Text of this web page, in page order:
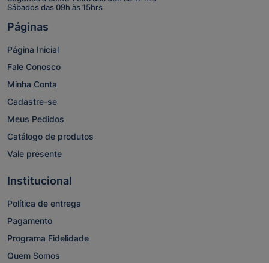
Sábados das 09h às 15hrs
Páginas
Página Inicial
Fale Conosco
Minha Conta
Cadastre-se
Meus Pedidos
Catálogo de produtos
Vale presente
Institucional
Política de entrega
Pagamento
Programa Fidelidade
Quem Somos